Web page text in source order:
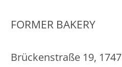
FORMER BAKERY
Brückenstraße 19, 1747